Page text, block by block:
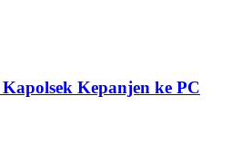
Kepanjen ke PC